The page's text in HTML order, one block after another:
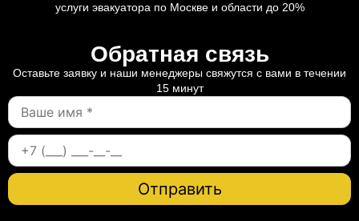
услуги эвакуатора по Москве и области до 20%
Обратная связь
Оставьте заявку и наши менеджеры свяжутся с вами в течении
15 минут